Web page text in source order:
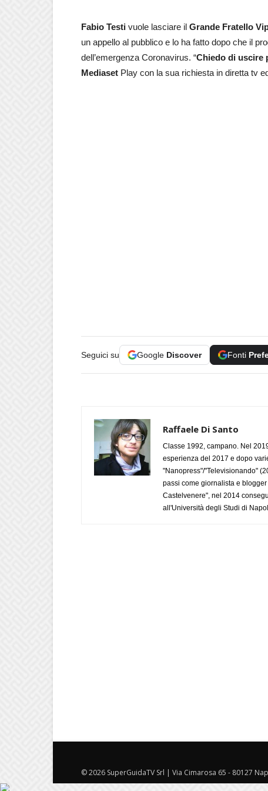
Fabio Testi vuole lasciare il Grande Fratello
un appello al pubblico e lo ha fatto dopo che il
dell’emergenza Coronavirus. “Chiedo di uscire
Mediaset Play con la sua richiesta in diretta tv
Seguici su Google Discover Fonti
Raffaele Di Santo
Classe 1992, campano. Nel
esperienza del 2017 e dopo
"Nanopress"/"Televisionando"
passi come giornalista e
Castelvenere", nel 2014
all'Università degli Studi di
© 2026 SuperGuidaTV Srl | Via Cimarosa 65 - 80127